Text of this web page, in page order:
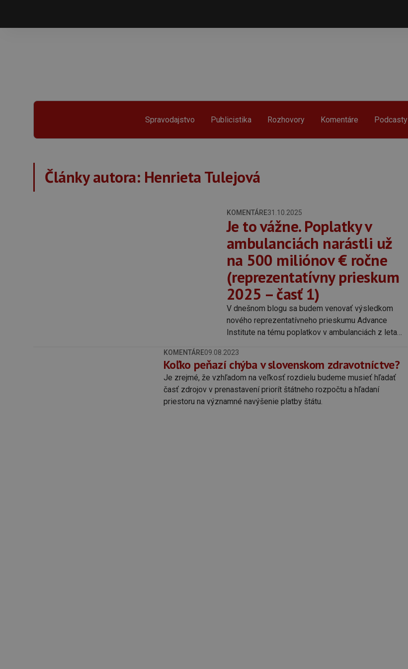
Spravodajstvo Publicistika Rozhovory Komentáre Podcasty
Články autora: Henrieta Tulejová
KOMENTÁRE31.10.2025
Je to vážne. Poplatky v
ambulanciách narástli už
na 500 miliónov € ročne
(reprezentatívny prieskum
2025 – časť 1)
‍V dnešnom blogu sa budem venovať výsledkom
nového reprezentatívneho prieskumu Advance
Institute na tému poplatkov v ambulanciách z leta
ambulanciách lekárov v roku 2025. – Ako poplatky
narástli od predchádzajúceho prieskumu v r. 2023.
KOMENTÁRE09.08.2023
Koľko peňazí chýba v slovenskom zdravotníctve?
Je zrejmé, že vzhľadom na veľkosť rozdielu budeme musieť hľadať
časť zdrojov v prenastavení priorít štátneho rozpočtu a hľadaní
priestoru na významné navýšenie platby štátu.